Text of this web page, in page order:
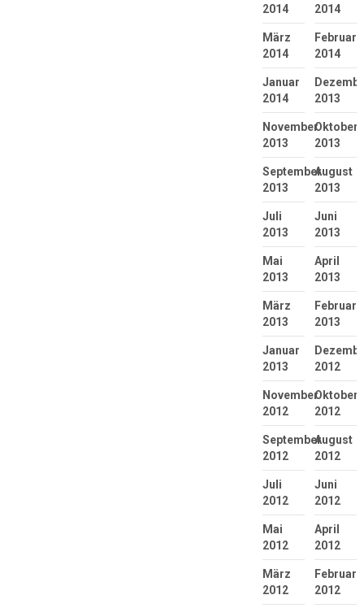
2014
2014
März
2014
Februar
2014
Januar
2014
2013
November
2013
Oktober
2013
September
2013
August
2013
Juli
2013
Juni
2013
Mai
2013
April
2013
März
2013
Februar
2013
Januar
2013
2012
November
2012
Oktober
2012
September
2012
August
2012
Juli
2012
Juni
2012
Mai
2012
April
2012
März
2012
Februar
2012